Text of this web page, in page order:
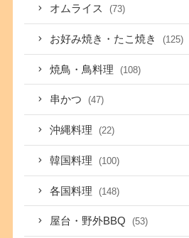
オムライス (73)
お好み焼き・たこ焼き (125)
焼鳥・鳥料理 (108)
串かつ (47)
沖縄料理 (22)
韓国料理 (100)
各国料理 (148)
屋台・野外BBQ (53)